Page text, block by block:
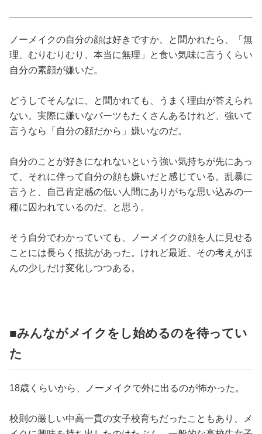
カルチャー/エンタメ
性と愛
ノーメイクの自分の顔は好きですか、と聞かれたら、「無
理、むりむりむり、本当に無理」と食い気味に言うくらい
自分の素顔が嫌いだ。
どうしてそんなに、と聞かれても、うまく理由が答えられ
ない。実際に嫌いなパーツもたくさんあるけれど、強いて
言うなら「自分の顔だから」嫌いなのだ。
自分のことが好きになれないという強い気持ちが先にあっ
て、それに伴って自分の顔も嫌いだと感じている。乱暴に
言うと、自己肯定感の低い人間にありがちな思い込みの一
種に囚われているのだ、と思う。
そう自分でわかっていても、ノーメイクの顔を人に見せる
ことには長らく抵抗があった。けれど最近、その考えがほ
んの少しだけ変化しつつある。
■みんながメイクをし始めるのを待ってい
た
18歳くらいから、ノーメイクで外に出るのが怖かった。
校則の厳しい中高一貫の女子校育ちだったこともあり、メ